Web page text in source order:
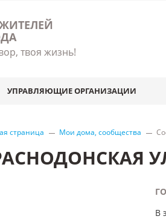
твоя жизнь!
УПРАВЛЯЮЩИЕ ОРГАНИЗАЦИИ
страница Мои дома, сообщества
В